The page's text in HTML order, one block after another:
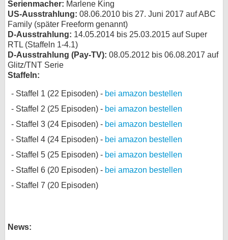
Serienmacher: Marlene King
US-Ausstrahlung: 08.06.2010 bis 27. Juni 2017 auf ABC
Family (später Freeform genannt)
D-Ausstrahlung: 14.05.2014 bis 25.03.2015 auf Super
RTL (Staffeln 1-4.1)
D-Ausstrahlung (Pay-TV): 08.05.2012 bis 06.08.2017 auf
Glitz/TNT Serie
Staffeln:
Staffel 1 (22 Episoden) - bei amazon bestellen
Staffel 2 (25 Episoden) - bei amazon bestellen
Staffel 3 (24 Episoden) - bei amazon bestellen
Staffel 4 (24 Episoden) - bei amazon bestellen
Staffel 5 (25 Episoden) - bei amazon bestellen
Staffel 6 (20 Episoden) - bei amazon bestellen
Staffel 7 (20 Episoden)
News: